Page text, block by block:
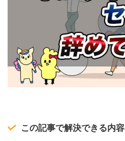
この記事で解決できる内容